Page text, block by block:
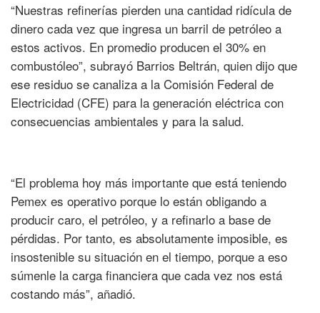
“Nuestras refinerías pierden una cantidad ridícula de
dinero cada vez que ingresa un barril de petróleo a
estos activos. En promedio producen el 30% en
combustóleo”, subrayó Barrios Beltrán, quien dijo que
ese residuo se canaliza a la Comisión Federal de
Electricidad (CFE) para la generación eléctrica con
consecuencias ambientales y para la salud.
“El problema hoy más importante que está teniendo
Pemex es operativo porque lo están obligando a
producir caro, el petróleo, y a refinarlo a base de
pérdidas. Por tanto, es absolutamente imposible, es
insostenible su situación en el tiempo, porque a eso
súmenle la carga financiera que cada vez nos está
costando más”, añadió.